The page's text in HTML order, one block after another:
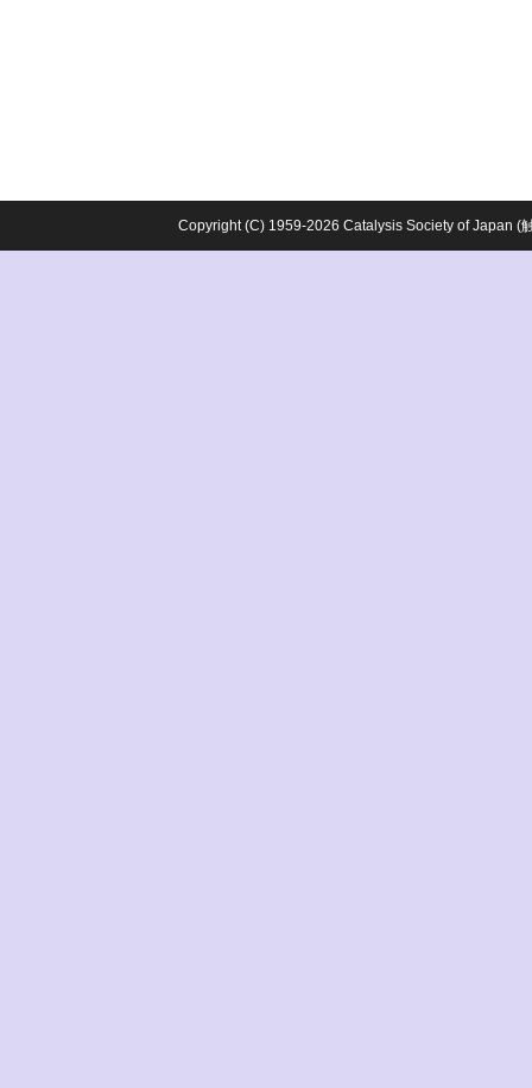
Copyright (C) 1959-2026 Catalysis Society of Japan (